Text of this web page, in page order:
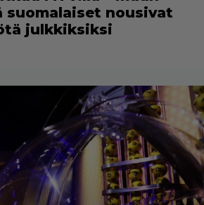
suomalaiset nousivat
julkkiksiksi